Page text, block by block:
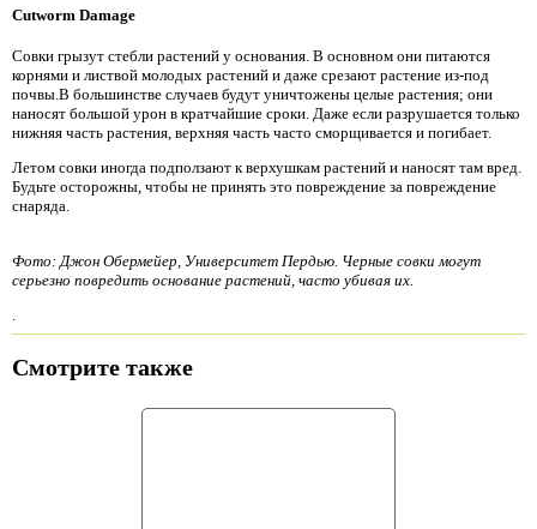
Cutworm Damage
Совки грызут стебли растений у основания. В основном они питаются
корнями и листвой молодых растений и даже срезают растение из-под
почвы.В большинстве случаев будут уничтожены целые растения; они
наносят большой урон в кратчайшие сроки. Даже если разрушается только
нижняя часть растения, верхняя часть часто сморщивается и погибает.
Летом совки иногда подползают к верхушкам растений и наносят там вред.
Будьте осторожны, чтобы не принять это повреждение за повреждение
снаряда.
Фото: Джон Обермейер, Университет Пердью. Черные совки могут
серьезно повредить основание растений, часто убивая их.
.
Смотрите также